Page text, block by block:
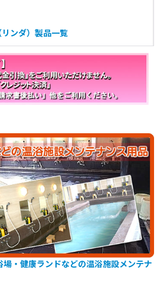
ンダ）製品一覧
・健康ランドなどの温浴施設メンテナ